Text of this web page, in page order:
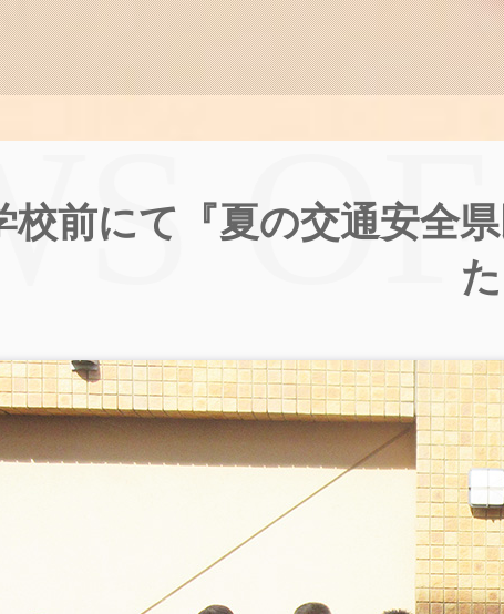
校前にて『夏の交通安全
た